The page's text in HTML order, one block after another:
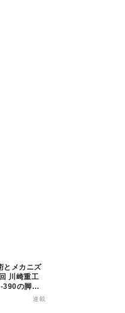
川崎重工
390の脚は
装置は複雑
連載